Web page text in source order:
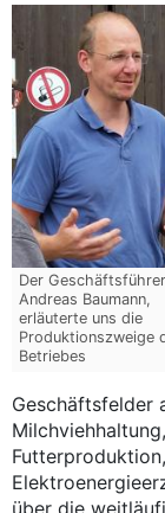
Der
Andreas Baumann,
erläuterte uns die
Produktionszweige
Betriebes
Geschäftsfelder